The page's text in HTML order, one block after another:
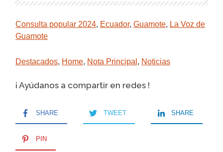
Consulta popular 2024, Ecuador, Guamote, La Voz de
Guamote
Destacados, Home, Nota Principal , Noticias
¡ Ayúdanos a compartir en redes !
SHARE TWEET SHARE
PIN